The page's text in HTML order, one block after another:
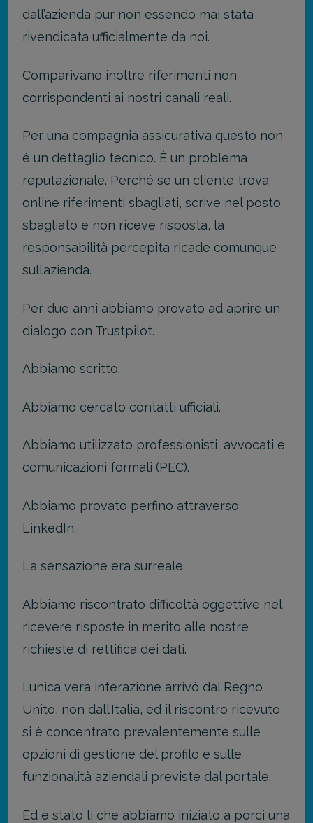
dall’azienda pur non essendo mai stata
rivendicata ufficialmente da noi.
Comparivano inoltre riferimenti non
corrispondenti ai nostri canali reali.
Per una compagnia assicurativa questo non
è un dettaglio tecnico. È un problema
reputazionale. Perché se un cliente trova
online riferimenti sbagliati, scrive nel posto
sbagliato e non riceve risposta, la
responsabilità percepita ricade comunque
sull’azienda.
Per due anni abbiamo provato ad aprire un
dialogo con Trustpilot.
Abbiamo scritto.
Abbiamo cercato contatti ufficiali.
Abbiamo utilizzato professionisti, avvocati e
comunicazioni formali (PEC).
Abbiamo provato perfino attraverso
LinkedIn.
La sensazione era surreale.
Abbiamo riscontrato difficoltà oggettive nel
ricevere risposte in merito alle nostre
richieste di rettifica dei dati.
L’unica vera interazione arrivò dal Regno
Unito, non dall’Italia, ed il riscontro ricevuto
si è concentrato prevalentemente sulle
opzioni di gestione del profilo e sulle
funzionalità aziendali previste dal portale.
Ed è stato lì che abbiamo iniziato a porci una